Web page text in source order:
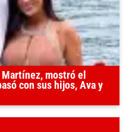
mostró el
con sus hijos, Ava y